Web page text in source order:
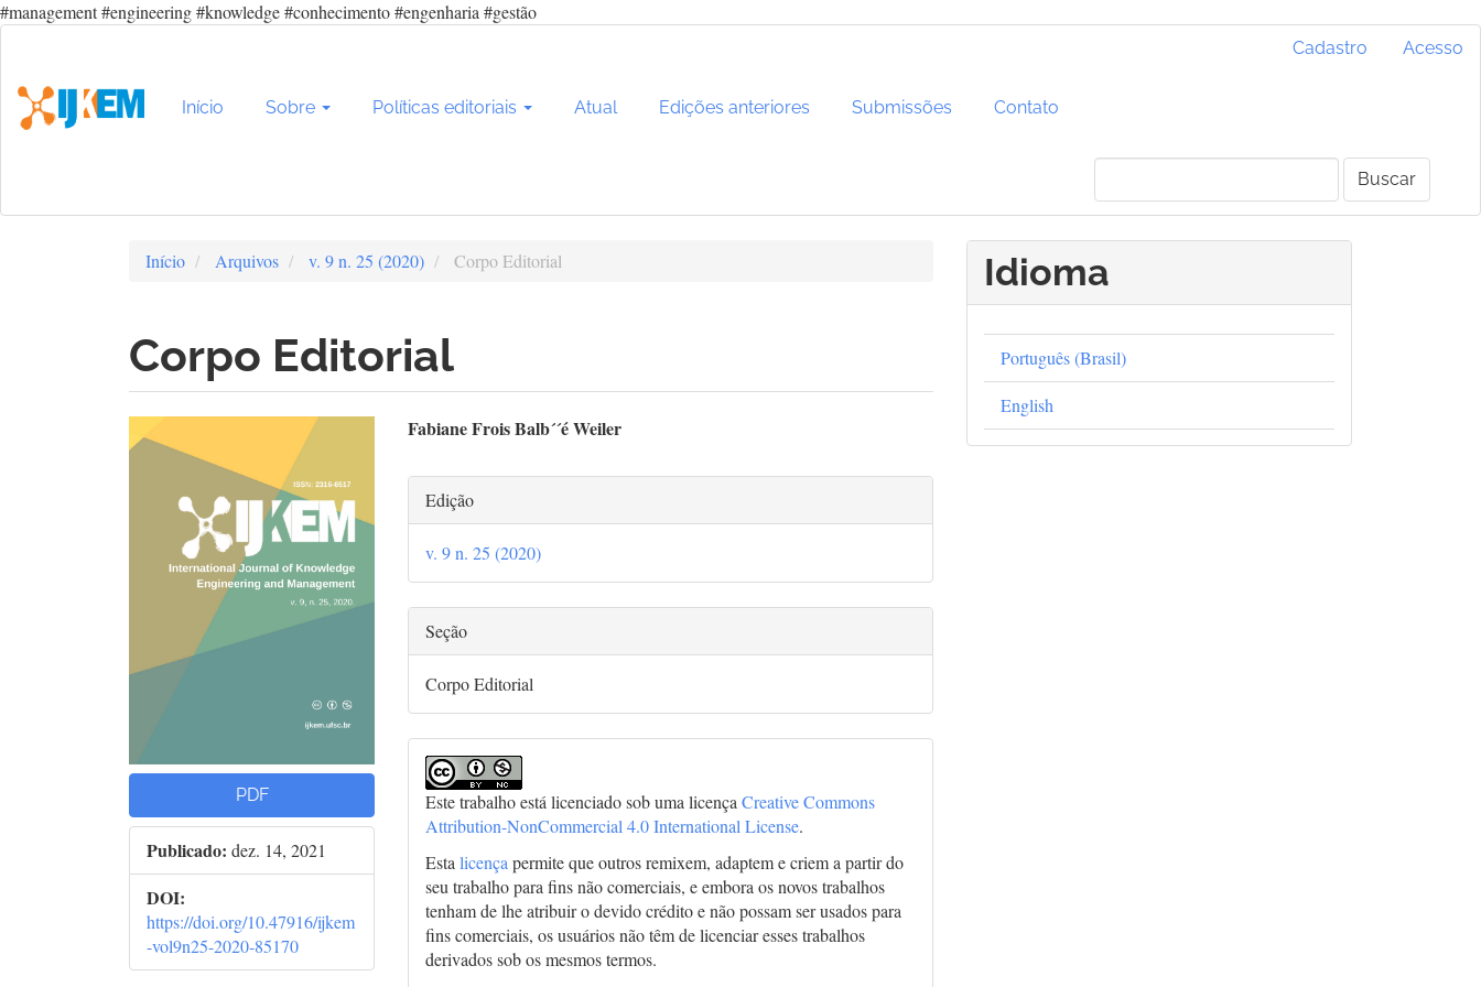
#management #engineering #knowledge #conhecimento #engenharia #gestão
Conteúdo
principal
Barra
Cadastro Acesso
Início Sobre Políticas editoriais Atual Edições anteriores Submissões Contato
Buscar
Início Arquivos v. 9 n. 25 (2020) Corpo Editorial
Corpo Editorial
Barra
lateral
artigos
PDF
Publicado: dez. 14, 2021
DOI:
https://doi.org/10.47916/ijkem
-vol9n25-2020-85170
Conteúdo
do
artigo
principal
Fabiane Frois Balb´´é Weiler
Detalhes
do
artigo
Edição
v. 9 n. 25 (2020)
Seção
Corpo Editorial
Este trabalho está licenciado sob uma licençaCreative Commons
Attribution-NonCommercial 4.0 International License.
Estalicença permite que outros remixem, adaptem e criem a partir do
seu trabalho para fins não comerciais, e embora os novos trabalhos
tenham de lhe atribuir o devido crédito e não possam ser usados para
fins comerciais, os usuários não têm de licenciar esses trabalhos
derivados sob os mesmos termos.
Idioma
Português (Brasil)
English